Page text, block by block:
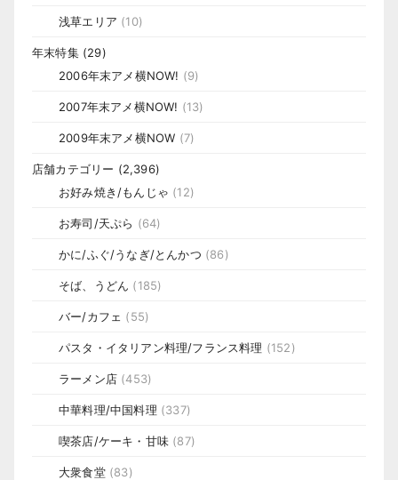
浅草エリア (10)
年末特集(29)
2006年末アメ横NOW! (9)
2007年末アメ横NOW! (13)
2009年末アメ横NOW (7)
店舗カテゴリー (2,396)
お好み焼き/もんじゃ (12)
お寿司/天ぷら (64)
かに/ふぐ/うなぎ/とんかつ (86)
そば、うどん (185)
バー/カフェ (55)
パスタ・イタリアン料理/フランス料理 (152)
ラーメン店 (453)
中華料理/中国料理 (337)
喫茶店/ケーキ・甘味 (87)
大衆食堂(83)